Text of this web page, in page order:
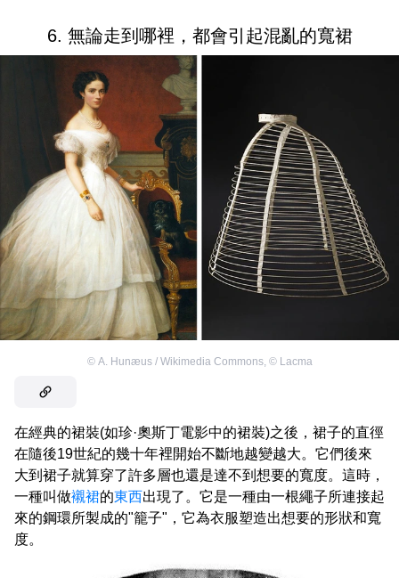
6. 無論走到哪裡，都會引起混亂的寬裙
© A. Hunæus / Wikimedia Commons, © Lacma
在經典的裙裝(如珍·奧斯丁電影中的裙裝)之後，裙子的直徑
在隨後19世紀的幾十年裡開始不斷地越變越大。它們後來
大到裙子就算穿了許多層也還是達不到想要的寬度。這時，
一種叫做襯裙的東西出現了。它是一種由一根繩子所連接起
來的鋼環所製成的"籠子"，它為衣服塑造出想要的形狀和寬
度。